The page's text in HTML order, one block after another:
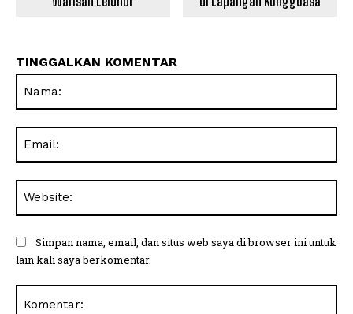
TINGGALKAN KOMENTAR
Simpan nama, email, dan situs web saya di browser ini untuk
lain kali saya berkomentar.